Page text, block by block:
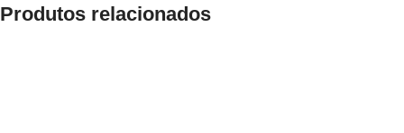
Produtos relacionados